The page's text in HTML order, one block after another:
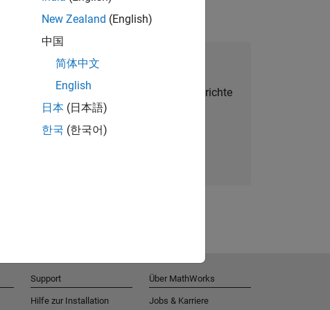
Talent Network beitreten
Sie personalisierte Stellenangebote, Berichte
und Unternehmensneuigkeiten.
New Zealand (English)
中国
简体中文
English
日本 (日本語)
한국 (한국어)
Support
Hilfe zur Installation
Über MathWorks
Jobs & Karriere